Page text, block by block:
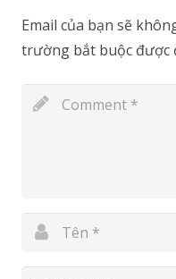
NHẬT KÝ CẬP NHẬT
Email của bạn sẽ
trường bắt buộc được